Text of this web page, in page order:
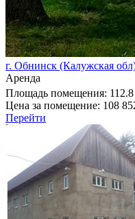
г. Обнинск (Калужская
Аренда
Площадь помещения:
Цена за помещение: 108
Перейти